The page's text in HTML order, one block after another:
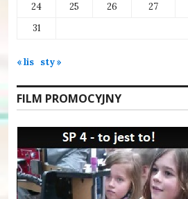
24
25 26 27
31
« lis sty »
FILM PROMOCYJNY